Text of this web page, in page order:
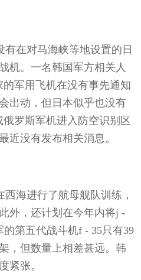
有在对马海峡等地设置的日
机。一名韩国军方相关人
军用飞机在没有事先通知
出动，但日本似乎也没有
罗斯军机进入防空识别区
近没有发布相关消息。
海进行了航母舰队训练，
外，还计划在今年内将j -
的第五代战斗机f - 35只有39
，但数量上相差甚远。韩
紧张。